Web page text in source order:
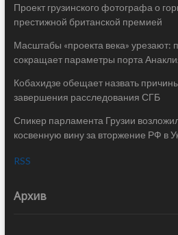
Проект грузинского фотографа о
престижной британской премией
Масштабы «проекта века» урезают:
сокращает параметры порта
Кобахидзе обещает назвать
завершения расследования СГБ
Спикер парламента Грузии
косвенную вину за вторжение РФ в
RSS
Архив